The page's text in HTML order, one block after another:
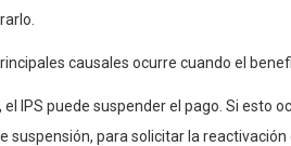
causales ocurre cuando el
el IPS puede suspender el pago. Si esto
suspensión, para solicitar la reactivación